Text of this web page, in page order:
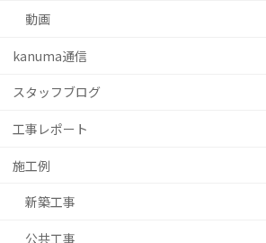
動画
kanuma通信
スタッフブログ
⼯事レポート
施工例
新築工事
公共工事